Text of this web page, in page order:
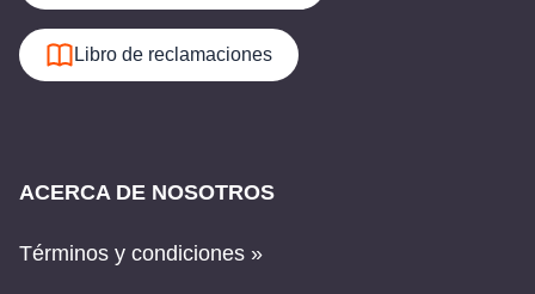
Libro de reclamaciones
ACERCA DE NOSOTROS
Términos y condiciones »